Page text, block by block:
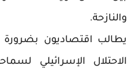
والنازحة.
يطالب اقتصاديون
الاحتلال الإسرائيلي